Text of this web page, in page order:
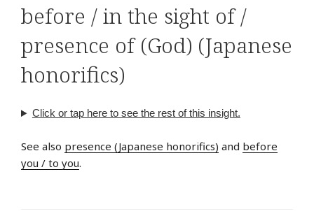
before / in the sight of /
presence of (God) (Japanese
honorifics)
Click or tap here to see the rest of this insight.
See also presence (Japanese honorifics) and before
you / to you.